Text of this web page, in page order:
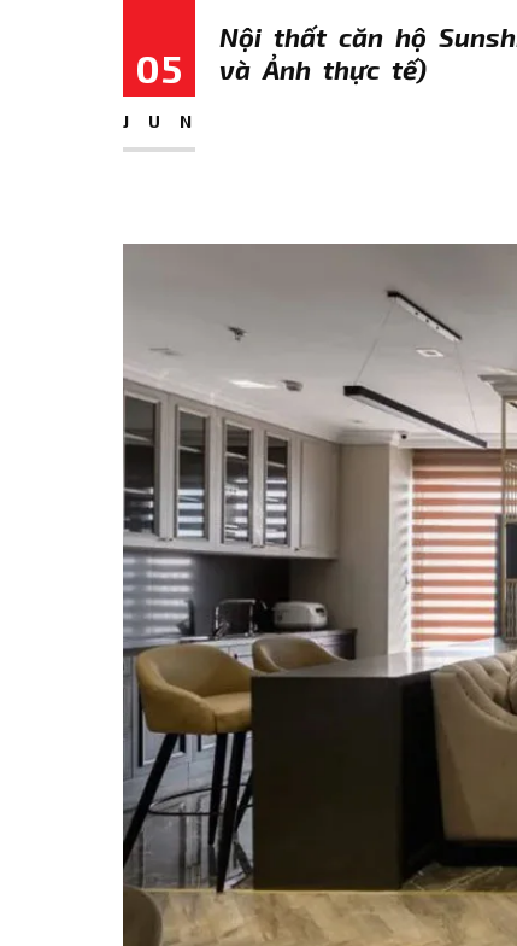
05
JUN
Nội thất căn hộ
và Ảnh thực tế)